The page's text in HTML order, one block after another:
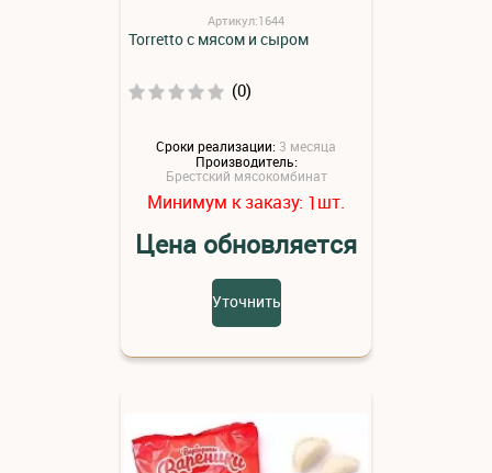
Артикул:1644
Torretto с мясом и сыром
(0)
Сроки реализации: 3 месяца
Производитель:
Брестский мясокомбинат
Минимум к заказу: 1шт.
Цена обновляется
Уточнить